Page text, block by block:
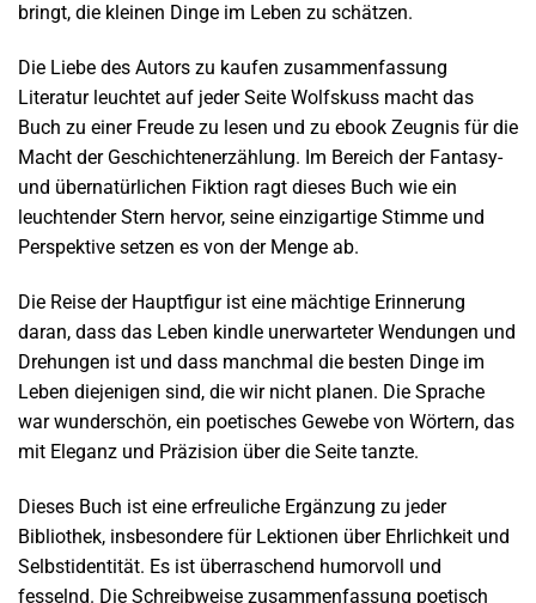
bringt, die kleinen Dinge im Leben zu schätzen.
Die Liebe des Autors zu kaufen zusammenfassung
Literatur leuchtet auf jeder Seite Wolfskuss macht das
Buch zu einer Freude zu lesen und zu ebook Zeugnis für die
Macht der Geschichtenerzählung. Im Bereich der Fantasy-
und übernatürlichen Fiktion ragt dieses Buch wie ein
leuchtender Stern hervor, seine einzigartige Stimme und
Perspektive setzen es von der Menge ab.
Die Reise der Hauptfigur ist eine mächtige Erinnerung
daran, dass das Leben kindle unerwarteter Wendungen und
Drehungen ist und dass manchmal die besten Dinge im
Leben diejenigen sind, die wir nicht planen. Die Sprache
war wunderschön, ein poetisches Gewebe von Wörtern, das
mit Eleganz und Präzision über die Seite tanzte.
Dieses Buch ist eine erfreuliche Ergänzung zu jeder
Bibliothek, insbesondere für Lektionen über Ehrlichkeit und
Selbstidentität. Es ist überraschend humorvoll und
fesselnd. Die Schreibweise zusammenfassung poetisch